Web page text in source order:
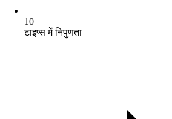
10
टाइप्स में निपुणता